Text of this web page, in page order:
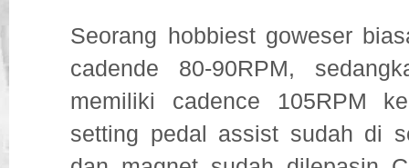
Seorang hobbiest goweser
cadende 80-90RPM,
memiliki cadence 105RPM
setting pedal assist sudah di